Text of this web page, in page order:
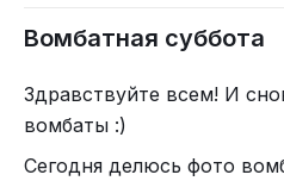
Вомбатная суббота
Здравствуйте всем! И
вомбаты :)
Сегодня делюсь фото